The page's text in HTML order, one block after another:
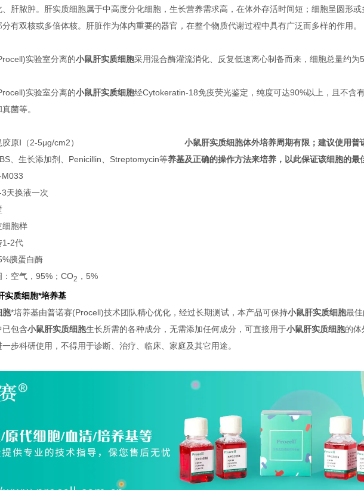
、肝脓肿。肝实质细胞属于中高度分化细胞，生长营养需求高，在体外存活时间短；细胞呈圆形
有双核或多倍体核。肝脏作为体内重要的器官，在整个物质代谢过程中具有广泛而多样的作用。
实验室分离的小鼠肝实质细胞采用混合酶灌流消化、反复低速离心制备而来，细胞总量约为
实验室分离的小鼠肝实质细胞经Cytokeratin-18免疫荧光鉴定，纯度可达90%以上，且不含
菌等。
胶原Ⅰ（2-5μg/cm2）
、生长添加剂、Penicillin、Streptomycin等
天换液一次
细胞样
1-2代
胰蛋白酶
：空气，95%；CO2 ，5%
小鼠肝实质细胞体外培养周期有限；建议使用
养基及正确的操作方法来培养，以此保证该细胞的最
实质细胞*培养基
胞*培养基由普诺赛(Procell)技术团队精心优化，经过长期测试，本产品可保持小鼠肝实质细胞最
已包含小鼠肝实质细胞生长所需的各种成分，无需添加任何成分，可直接用于小鼠肝实质细胞的体
步科研使用，不得用于诊断、治疗、临床、家庭及其它用途。